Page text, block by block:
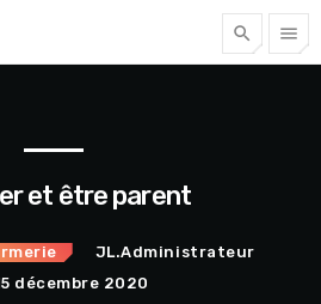
search menu
et être parent
JL.Administrateur
décembre 2020